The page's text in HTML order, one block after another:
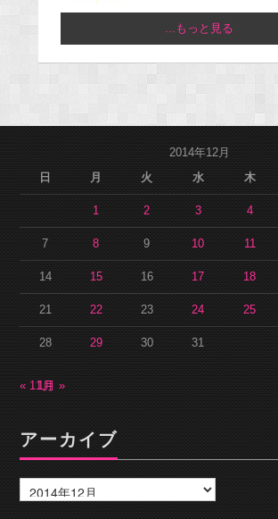
...もっと見る
2014年12月
日
月 火 水 木
1 2 3 4
7 8 9 10 11
14 15 16 17 18
21 22 23 24 25
28 29 30 31
« 11月1月 »
アーカイブ
ー
カ